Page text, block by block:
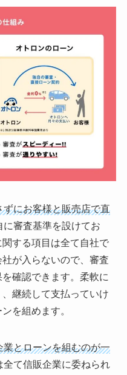
にお客様と販売店で直
に審査基準を設けてお
する項目は全て自社で
が入らないので、審査
確認できます。柔軟に
継続して支払っていけ
を組めます。
とローンを組むのが一
て信販企業に委ねられ